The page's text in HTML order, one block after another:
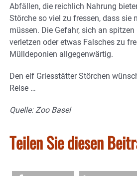
Abfällen, die reichlich Nahrung
Störche so viel zu fressen, dass sie
müssen. Die Gefahr, sich an
verletzen oder etwas Falsches zu
Mülldeponien allgegenwärtig.
Den elf Griesstätter Störchen
Reise …
Quelle: Zoo Basel
Teilen Sie diesen